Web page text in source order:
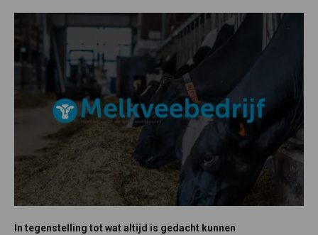
In tegenstelling tot wat altijd is gedacht kunnen